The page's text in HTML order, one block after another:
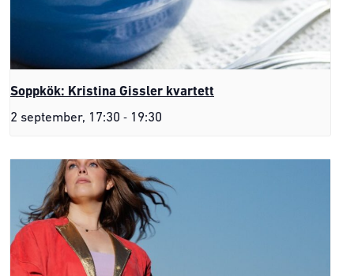
Soppkök: Kristina Gissler kvartett
2 september, 17:30 - 19:30